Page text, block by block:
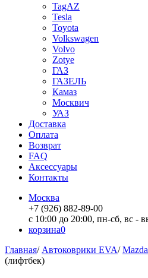
TagAZ
Tesla
Toyota
Volkswagen
Volvo
Zotye
ГАЗ
ГАЗЕЛЬ
Камаз
Москвич
УАЗ
Доставка
Оплата
Возврат
FAQ
Аксессуары
Контакты
Москва
+7 (926) 882-89-00
с 10:00 до 20:00, пн-сб, вс -
корзина0
Главная/ Автоковрики EVA/Mazda
(лифтбек)